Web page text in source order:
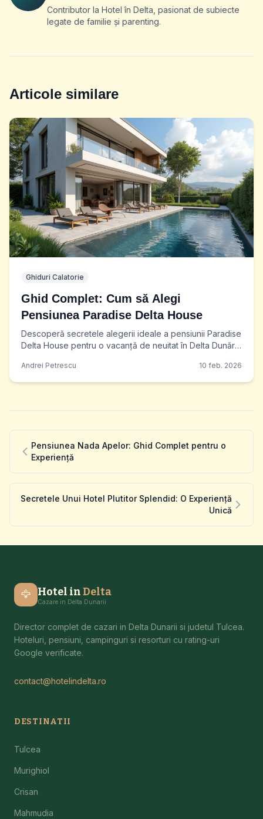
Contributor la Hotel în Delta, pasionat de subiecte
legate de familie și parenting.
Articole similare
Ghiduri Calatorie
Ghid Complet: Cum să Alegi
Pensiunea Paradise Delta House
Descoperă secretele alegerii ideale a pensiunii Paradise
Delta House pentru o vacanță de neuitat în Delta Dunării.
Andrei Petrescu 10 feb. 2026
Pensiunea Nada Apelor: Ghid Complet pentru o
Experiență
Secretele Unui Hotel Plutitor Splendid: O Experiență
Unică
🦅 Hotel inDelta
Cazare in Delta Dunarii
Director complet de cazari in Delta Dunarii si judetul Tulcea.
Hoteluri, pensiuni, campinguri si resorturi cu rating-uri
Google verificate.
contact@hotelindelta.ro
DESTINATII
Tulcea
Murighiol
Crisan
Mahmudia